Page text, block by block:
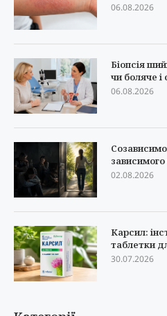
06.08.2026
Біопсія
чи боляче і
06.08.2026
02.08.2026
Карсил:
таблетки
30.07.2026